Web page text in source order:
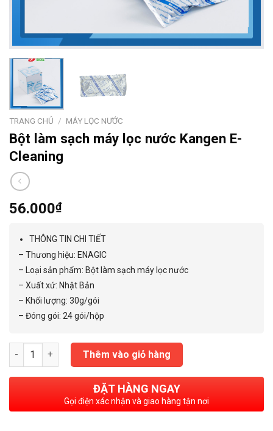
TRANG CHỦ / MÁY LỌC NƯỚC
Bột làm sạch máy lọc nước Kangen E-
Cleaning
56.000₫
THÔNG TIN CHI TIẾT
– Thương hiệu: ENAGIC
– Loại sản phẩm: Bột làm sạch máy lọc nước
– Xuất xứ: Nhật Bản
– Khối lượng: 30g/gói
– Đóng gói: 24 gói/hộp
Bột làm sạch máy lọc nước Kangen E-Cleaning số lượng
Thêm vào giỏ hàng
ĐẶT HÀNG NGAY
Gọi điện xác nhận và giao hàng tận nơi